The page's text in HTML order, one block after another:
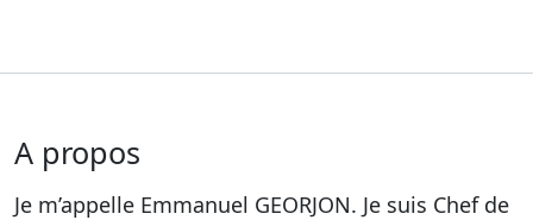
A propos
Je m’appelle Emmanuel GEORJON. Je suis Chef de